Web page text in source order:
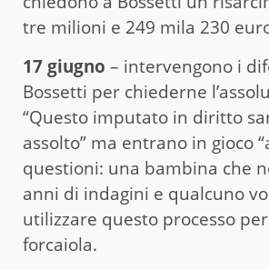
tre milioni e 249 mila 230
17 giugno – intervengono i
Bossetti per chiederne
“Questo imputato in diritto
assolto” ma entrano in gioco
questioni: una bambina che
anni di indagini e qualcuno
utilizzare questo processo
forcaiola.